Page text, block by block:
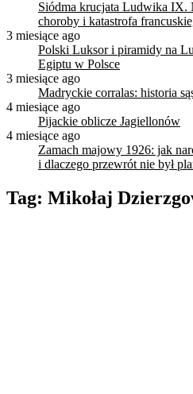
Siódma krucjata Ludwika IX.
choroby i katastrofa
3 miesiące ago
Polski Luksor i piramidy na
Egiptu w Polsce
3 miesiące ago
Madryckie corralas: historia
4 miesiące ago
Pijackie oblicze Jagiellonów
4 miesiące ago
Zamach majowy 1926: jak
i dlaczego przewrót nie był
Tag: Mikołaj